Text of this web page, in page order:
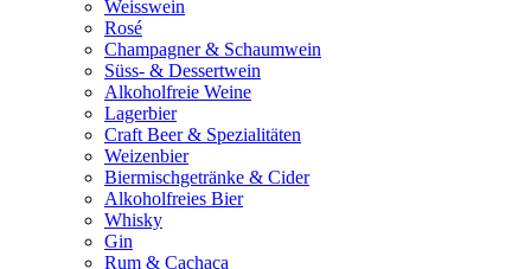
Weisswein
Rosé
Champagner & Schaumwein
Süss- & Dessertwein
Alkoholfreie Weine
Lagerbier
Craft Beer & Spezialitäten
Weizenbier
Biermischgetränke & Cider
Alkoholfreies Bier
Whisky
Gin
Rum & Cachaça